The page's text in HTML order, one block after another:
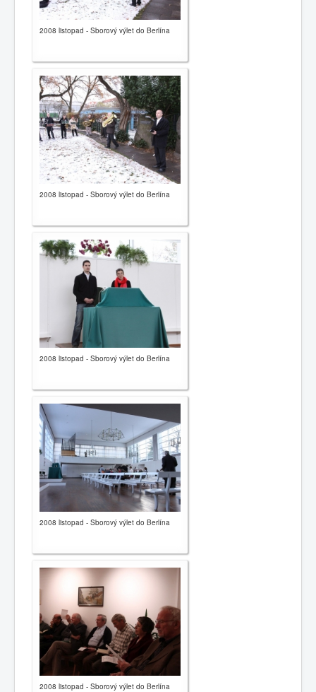
2008 listopad - Sborový výlet do Berlína
2008 listopad - Sborový výlet do Berlína
2008 listopad - Sborový výlet do Berlína
2008 listopad - Sborový výlet do Berlína
2008 listopad - Sborový výlet do Berlína